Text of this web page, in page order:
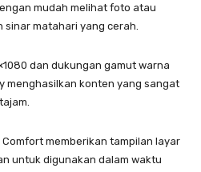
mudah melihat foto atau
matahari yang cerah.
dan dukungan gamut warna
menghasilkan konten yang sangat
Comfort memberikan tampilan layar
untuk digunakan dalam waktu